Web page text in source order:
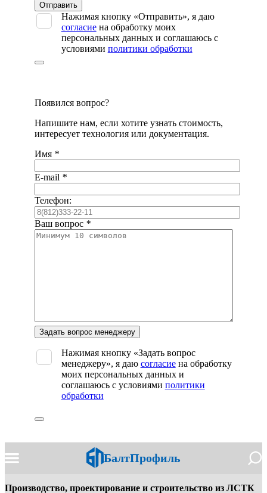
Оставьте
это
поле
пустым.
Нажимая кнопку «Отправить», я даю
согласиена обработку моих
персональных данных и соглашаюсь с
условиями политики обработки
Появился вопрос?
Напишите нам, если хотите узнать стоимость,
интересует технология или документация.
Имя *
E-mail *
Телефон:
Ваш вопрос *
Оставьте
это
поле
пустым.
Нажимая кнопку «Задать вопрос
менеджеру», я даю согласиена обработку
моих персональных данных и
соглашаюсь с условиями политики
обработки
БалтПрофиль
Производство, проектирование и строительство из ЛСТК